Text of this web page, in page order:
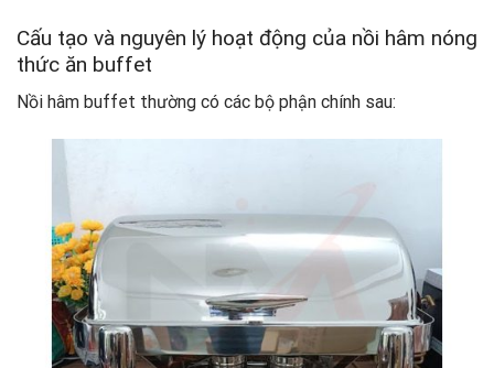
Cấu tạo và nguyên lý hoạt động của nồi hâm nóng
thức ăn buffet
Nồi hâm buffet thường có các bộ phận chính sau: